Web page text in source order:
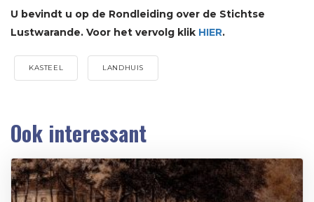
U bevindt u op de Rondleiding over de Stichtse
Lustwarande. Voor het vervolg klik HIER.
KASTEEL LANDHUIS
Ook interessant